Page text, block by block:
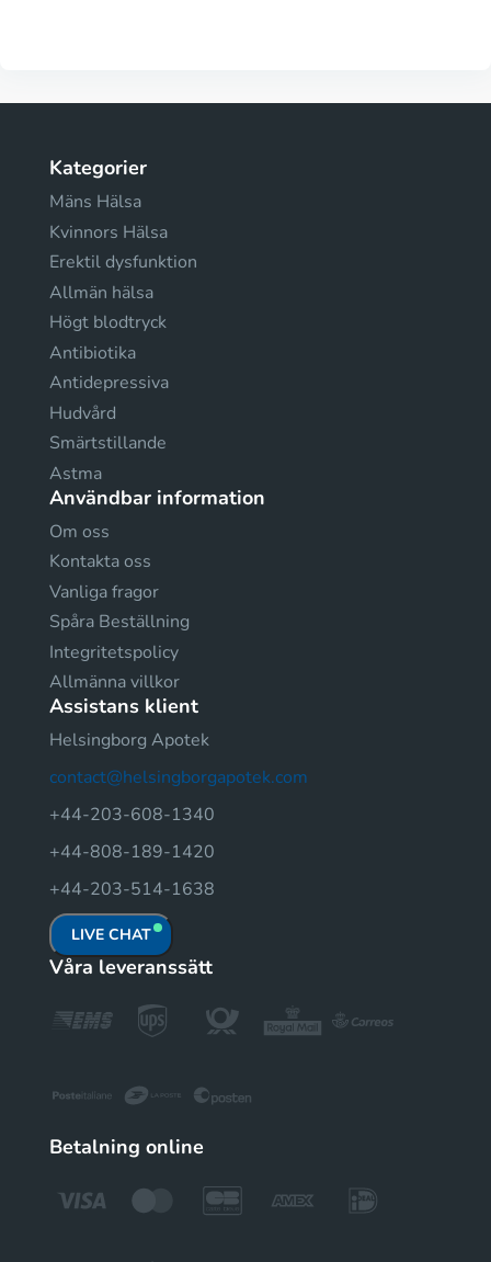
Kategorier
Mäns Hälsa
Kvinnors Hälsa
Erektil dysfunktion
Allmän hälsa
Högt blodtryck
Antibiotika
Antidepressiva
Hudvård
Smärtstillande
Astma
Användbar information
Om oss
Kontakta oss
Vanliga fragor
Spåra Beställning
Integritetspolicy
Allmänna villkor
Assistans klient
Helsingborg Apotek
contact@helsingborgapotek.com
+44-203-608-1340
+44-808-189-1420
+44-203-514-1638
LIVE CHAT
Våra leveranssätt
Betalning online